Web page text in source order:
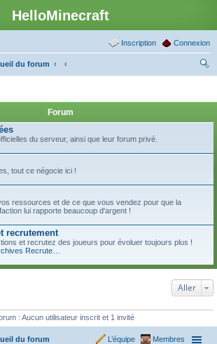
HelloMinecraft
Connexion
Inscription
du forum
Forum
du serveur, ainsi que leur forum privé.
tout ce négocie ici !
ressources et de ce que vous vendez pour que la
lui rapporte beaucoup d'argent !
recrutement
et recrutez des joueurs pour évoluer toujours plus !
Aller
: Aucun utilisateur inscrit et 1 invité
du forum Membres
L’équipe